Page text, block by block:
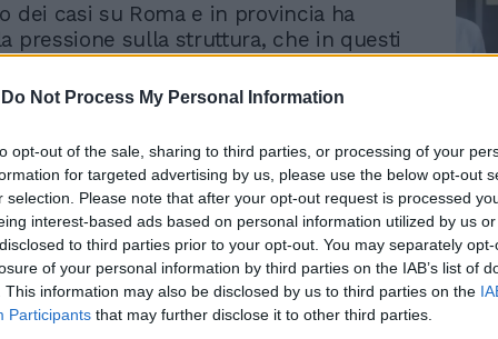
Do Not Process My Personal Information
opt-out of the sale, sharing to third parties, or processing of your
for targeted advertising by us, please use the below opt-out
selection. Please note that after your opt-out request is processed
interest-based ads based on personal information utilized by us
to third parties prior to your opt-out. You may separately
of your personal information by third parties on the IAB’s list of
This information may also be disclosed by us to third parties on the
Participants that may further disclose it to other third parties.
dei casi su Roma e in provincia ha
pressione sulla struttura, che in questi
è trasformata in un'immensa distesa di
dei test. Un problema che non può
sosta per garantire un servizio
l'intero paese ma che va, a quanto
dovute alle lunghe attese, su
nella notte, due erano funzionanti,
rapido e quello molecolare, con
hanno aspettato addirittura 9 ore, con
Rudy Giuliani a Come States?
Trump, Meloni e la strategia
americana